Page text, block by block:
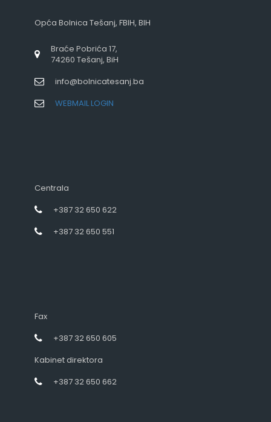
Opća Bolnica Tešanj, FBIH, BIH
Braće Pobrića 17,
74260 Tešanj, BiH
info@bolnicatesanj.ba
WEBMAIL LOGIN
Centrala
+387 32 650 622
+387 32 650 551
Fax
+387 32 650 605
Kabinet direktora
+387 32 650 662